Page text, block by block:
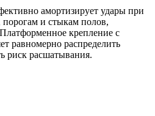
амортизирует удары при
и стыкам полов,
крепление с
равномерно распределить
риск расшатывания.